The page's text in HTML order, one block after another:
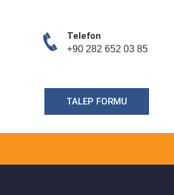
Telefon
+90 282 652 03 85
TALEP FORMU